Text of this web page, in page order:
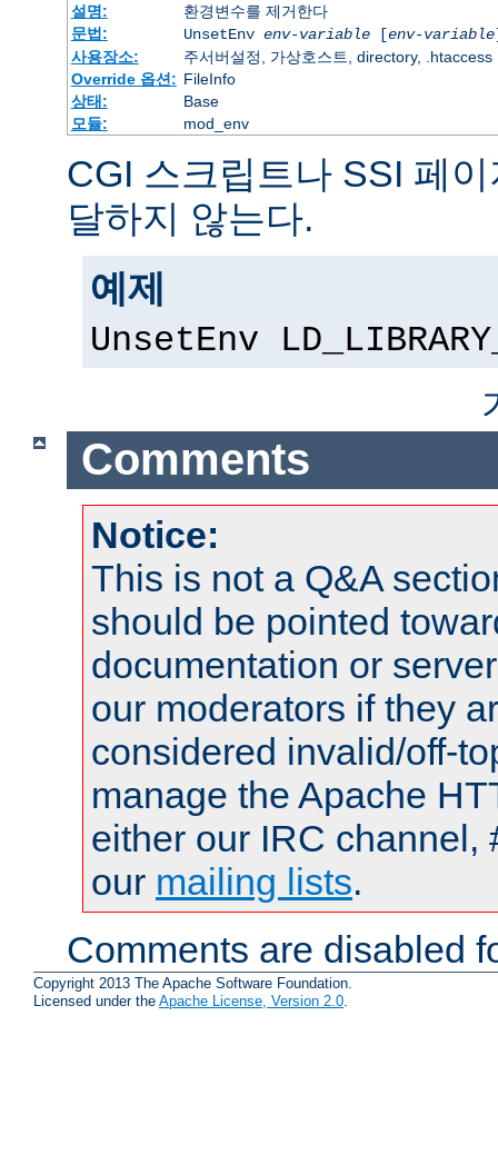
설명:
환경변수를 제거한다
문법:
UnsetEnv env-variable[env-variable
사용장소:
주서버설정, 가상호스트, directory, .htaccess
Override 옵션: FileInfo
상태:
Base
모듈:
mod_env
CGI 스크립트나 SSI 페
달하지 않는다.
예제
UnsetEnv
Comments
Notice:
This is not a Q&A
should be pointed
documentation or
our moderators if they
considered invalid/off-
manage the Apache
either our IRC channel,
our mailing lists.
Comments are disabled
Copyright 2013 The Apache Software Foundation.
Licensed under the Apache License, Version 2.0.